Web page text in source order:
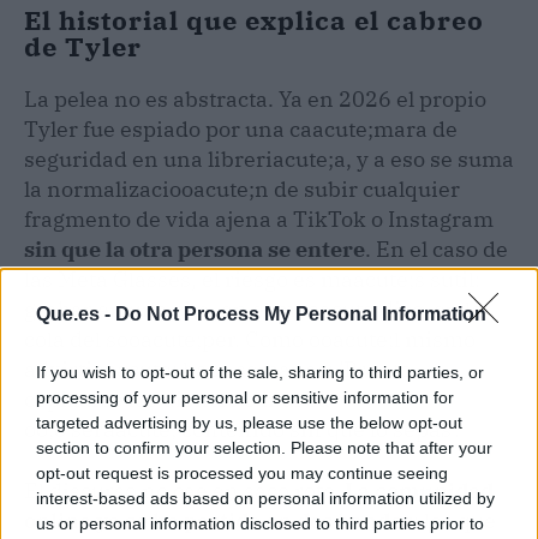
Que.es - Do Not Process My Personal Information
If you wish to opt-out of the sale, sharing to third parties, or
processing of your personal or sensitive information for
targeted advertising by us, please use the below opt-out
section to confirm your selection. Please note that after your
opt-out request is processed you may continue seeing
interest-based ads based on personal information utilized by
us or personal information disclosed to third parties prior to
El historial que explica el cabreo
de Tyler
La pelea no es abstracta. Ya en 2026 el propio
Tyler fue espiado por una caacute;mara de
seguridad en una libreriacute;a, y a eso se suma
la normalizaciooacute;n de subir cualquier
fragmento de vida ajena a TikTok o Instagram
sin que la otra persona se entere. En el caso de
las Meta Glasses, el riesgo es maacute;s sutil:
grabar en una cita, en el mooacute;dico, en la
advirtiooacute; hace semanas: 'Pronto
cepillarse los dientes o ir al ba
oo;o seraacute; contenido sin que lo sepas'.
El discurso no cae en saco roto.La comunidad
online ya se ha partido en dos bandos: los que